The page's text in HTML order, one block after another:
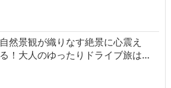
自然景観が織りなす絶景に心震え
る！大人のゆったりドライブ旅は…